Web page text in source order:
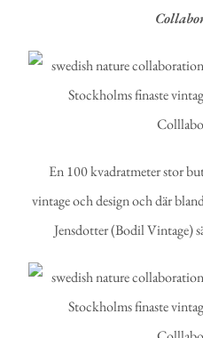
En 100 kvadratmeter stor
vintage och design och där
Jensdotter (Bodil Vintage)